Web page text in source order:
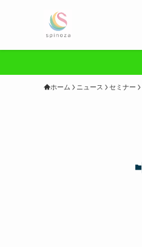
ホーム ニュース セミナー